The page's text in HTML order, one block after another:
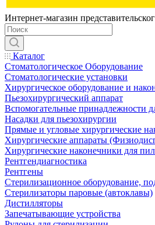
Интернет-магазин
Каталог
Стоматологическое Оборудование
Стоматологические установки
Хирургическое оборудование и
Пьезохирургический аппарат
Вспомогательные принадлежности
Насадки для пьезохирургии
Прямые и угловые хирургические
Хирургические аппараты
Хирургические наконечники для
Рентгендиагностика
Рентгены
Стерилизационное оборудование,
Стерилизаторы паровые (автоклавы)
Дистилляторы
Запечатывающие устройства